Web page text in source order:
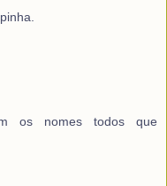
os nomes todos que